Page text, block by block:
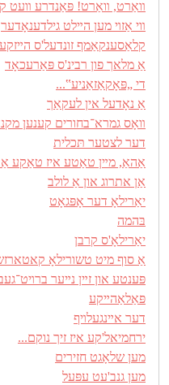
װאַרט, װאַרט! פּאַנדרע װעט
װי אַזױ מען הײלט גילדענאָדער
קלאַסענקאַמף זונדעל'ס הײזקע
אַ מלאך פון רבינ'ס פּאַרעכאָד
די „פּאָקאַזאַניע‟...
אַ נאָדעל אין לעקאַך
װאָס גמרא־בחורים קענען
דער לצטער תּכלית
אַהאַ, מײן טאַטע איז טאַקע אַ
אַן אתרוג און אַ לולב
יאַרילאָ דער אָפּגאָט
בּהמה
יאַרילאָ'ס קרבן
אַ סוף מיט טשורילאָ
פּענטע און זײן נײער
פּאַלאַהײקע
דער אײנגעלױף
ירחמיאל'קע איז זיך נוקם...
מען שלאָגט חזירים
מען גנב'עט עפּעל